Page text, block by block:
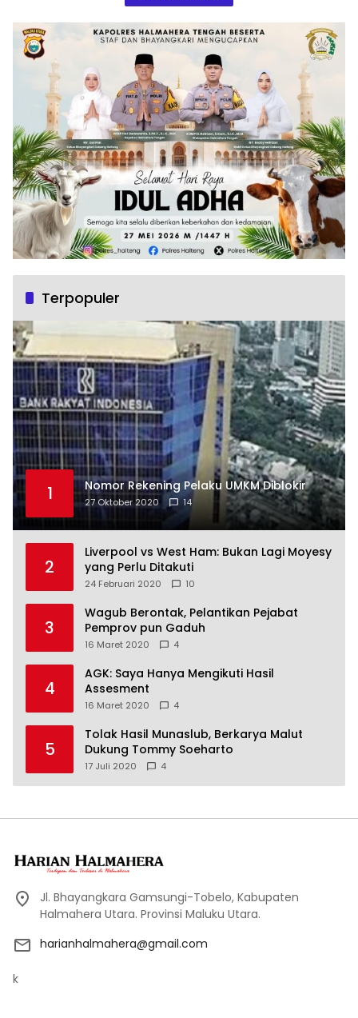
Terpopuler
1 Nomor Rekening Pelaku UMKM Diblokir
27 Oktober 2020 14
2
Liverpool vs West Ham: Bukan Lagi Moyesy
yang Perlu Ditakuti
24 Februari 2020 10
3
Wagub Berontak, Pelantikan Pejabat
Pemprov pun Gaduh
16 Maret 2020 4
4
AGK: Saya Hanya Mengikuti Hasil
Assesment
16 Maret 2020 4
5
Tolak Hasil Munaslub, Berkarya Malut
Dukung Tommy Soeharto
17 Juli 2020 4
Jl. Bhayangkara Gamsungi-Tobelo, Kabupaten
Halmahera Utara. Provinsi Maluku Utara.
harianhalmahera@gmail.com
k